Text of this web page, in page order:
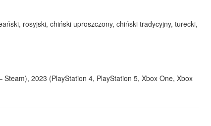
rosyjski, chiński uproszczony, chiński tradycyjny, turecki,
2023 (PlayStation 4, PlayStation 5, Xbox One, Xbox